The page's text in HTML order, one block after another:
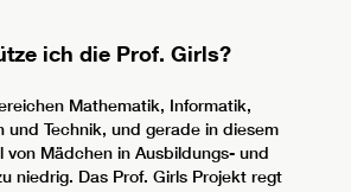
ich die Prof. Girls?
Mathematik, Informatik,
und Technik, und gerade in diesem
von Mädchen in Ausbildungs- und
niedrig. Das Prof. Girls Projekt regt